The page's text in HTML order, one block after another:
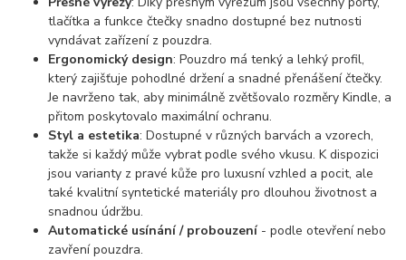
tlačítka a funkce čtečky snadno dostupné bez nutnosti
vyndávat zařízení z pouzdra.
Ergonomický design: Pouzdro má tenký a lehký profil,
který zajišťuje pohodlné držení a snadné přenášení čtečky.
Je navrženo tak, aby minimálně zvětšovalo rozměry Kindle, a
přitom poskytovalo maximální ochranu.
Styl a estetika: Dostupné v různých barvách a vzorech,
takže si každý může vybrat podle svého vkusu. K dispozici
jsou varianty z pravé kůže pro luxusní vzhled a pocit, ale
také kvalitní syntetické materiály pro dlouhou životnost a
snadnou údržbu.
Automatické usínání / probouzení - podle otevření nebo
zavření pouzdra.